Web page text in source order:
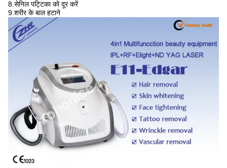
8.सेनिल पट्टिका को दूर करें
9.शरीर के बाल हटाने